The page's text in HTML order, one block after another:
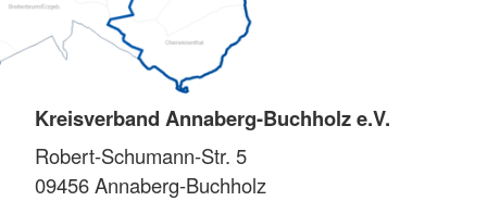
Kreisverband Annaberg-Buchholz e.V.
Robert-Schumann-Str. 5
09456Annaberg-Buchholz